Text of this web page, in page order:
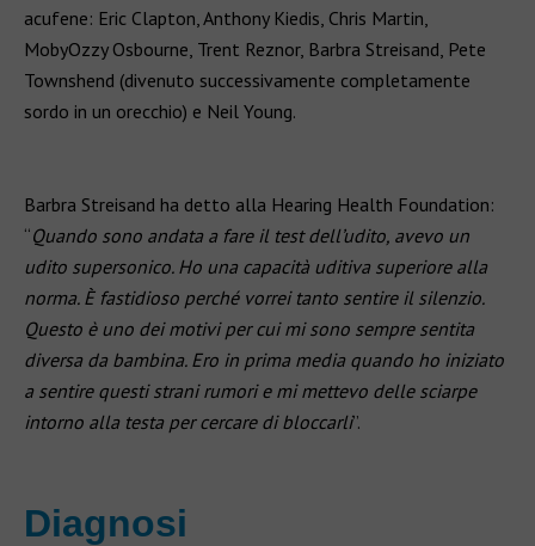
acufene: Eric Clapton, Anthony Kiedis, Chris Martin,
MobyOzzy Osbourne, Trent Reznor, Barbra Streisand, Pete
Townshend (divenuto successivamente completamente
sordo in un orecchio) e Neil Young.
Barbra Streisand ha detto alla Hearing Health Foundation:
“Quando sono andata a fare il test dell’udito, avevo un
udito supersonico. Ho una capacità uditiva superiore alla
norma. È fastidioso perché vorrei tanto sentire il silenzio.
Questo è uno dei motivi per cui mi sono sempre sentita
diversa da bambina. Ero in prima media quando ho iniziato
a sentire questi strani rumori e mi mettevo delle sciarpe
intorno alla testa per cercare di bloccarli”.
Diagnosi